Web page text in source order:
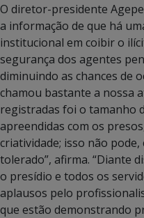
O diretor-presidente
a informação de que há
institucional em coibir o
segurança dos agentes
diminuindo as chances de
chamou bastante a nossa
registradas foi o tamanho
apreendidas com os
criatividade; isso não
tolerado”, afirma. “Diante
o presídio e todos os
aplausos pelo
que estão demonstrando